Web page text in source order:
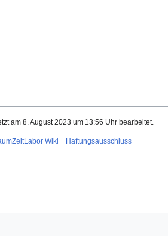
am 8. August 2023 um 13:56 Uhr bearbeitet.
Wiki Haftungsausschluss